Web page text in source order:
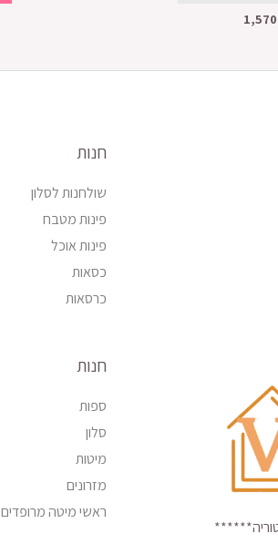
חנות
שולחנות לסלון
פינות מטבח
פינות אוכל
כסאות
כרסאות
חנות
ספות
סלון
מיטות
מזרונים
ראשי מיטה מרופדים